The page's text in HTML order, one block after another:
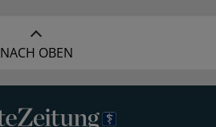
NACH OBEN